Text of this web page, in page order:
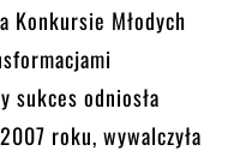
Konkursie Młodych
sukces odniosła
roku, wywalczyła